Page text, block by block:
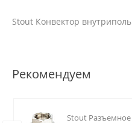
Stout Конвектор
Рекомендуем
Stout Разъемное